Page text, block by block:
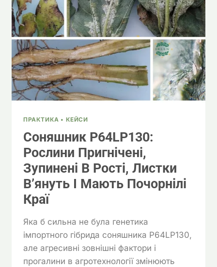
ЩО
ПРИХОВУВАЛИ
ЗВИЧАЙНІ
СИМПТОМИ
ПРАКТИКА • КЕЙСИ
Соняшник P64LP130:
Рослини Пригнічені,
Зупинені В Рості, Листки
В’януть І Мають Почорнілі
Краї
Яка б сильна не була генетика
імпортного гібрида соняшника P64LP130,
але агресивні зовнішні фактори і
прогалини в агротехнології змінюють